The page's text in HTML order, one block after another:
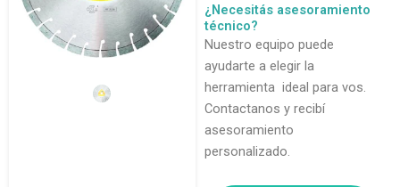
¿Necesitás asesoramiento
técnico?
Nuestro equipo puede
ayudarte a elegir la
herramienta ideal para vos.
Contactanos y recibí
asesoramiento
personalizado.